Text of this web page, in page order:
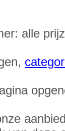
alle